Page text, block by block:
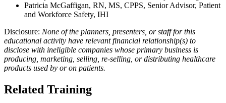
Patricia McGaffigan, RN, MS, CPPS, Senior Advisor, Patient
and Workforce Safety, IHI
Disclosure: None of the planners, presenters, or staff for this
educational activity have relevant financial relationship(s) to
disclose with ineligible companies whose primary business is
producing, marketing, selling, re-selling, or distributing healthcare
products used by or on patients.
Related Training